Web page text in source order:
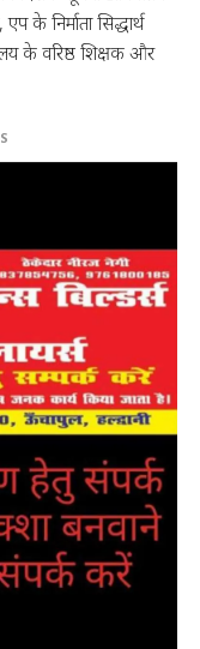
के निर्माता सिद्धार्थ
के वरिष्ठ शिक्षक और